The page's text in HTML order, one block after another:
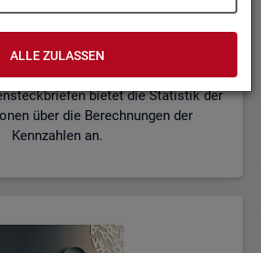
ALLE ZULASSEN
bietet die Statistik der
über die Berechnungen der
Kennzahlen an.